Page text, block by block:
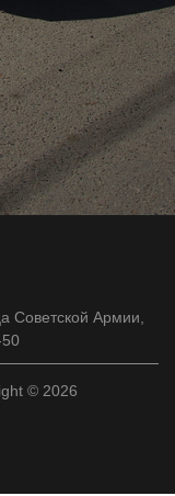
Советской Армии,
© 2026